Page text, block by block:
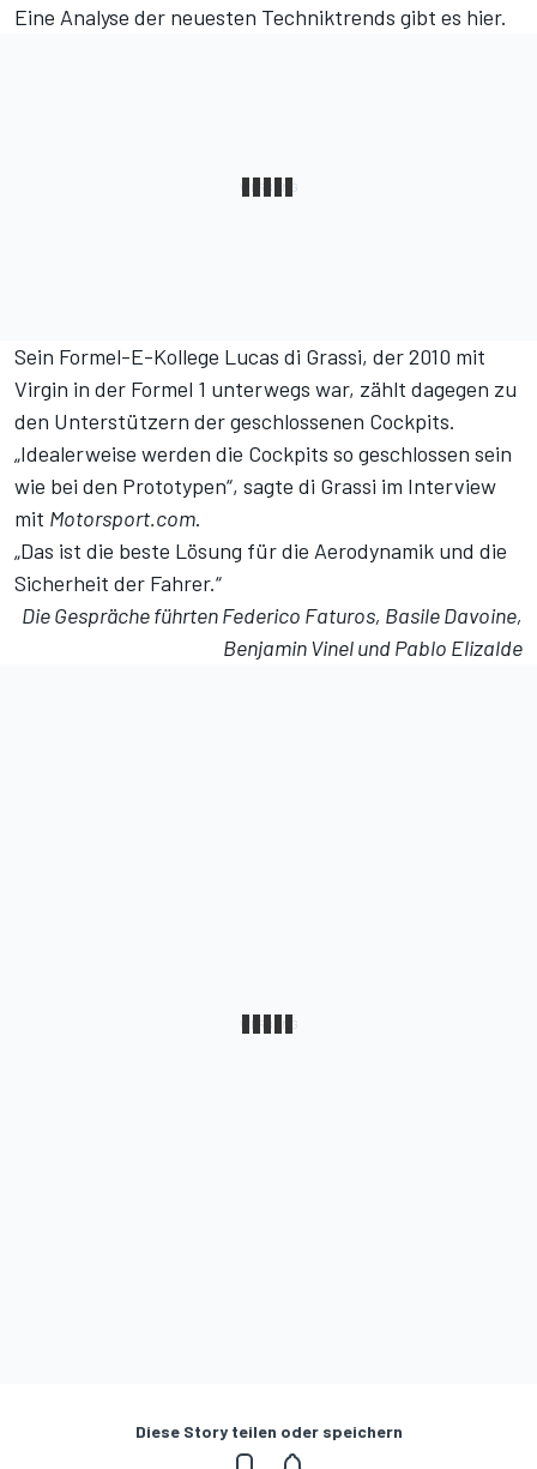
Eine Analyse der neuesten Techniktrends gibt es hier.
Sein Formel-E-Kollege Lucas di Grassi, der 2010 mit
Virgin in der Formel 1 unterwegs war, zählt dagegen zu
den Unterstützern der geschlossenen Cockpits.
„Idealerweise werden die Cockpits so geschlossen sein
wie bei den Prototypen“, sagte di Grassi im Interview
mit Motorsport.com.
„Das ist die beste Lösung für die Aerodynamik und die
Sicherheit der Fahrer.“
Die Gespräche führten Federico Faturos, Basile Davoine,
Benjamin Vinel und Pablo Elizalde
Diese Story teilen oder speichern